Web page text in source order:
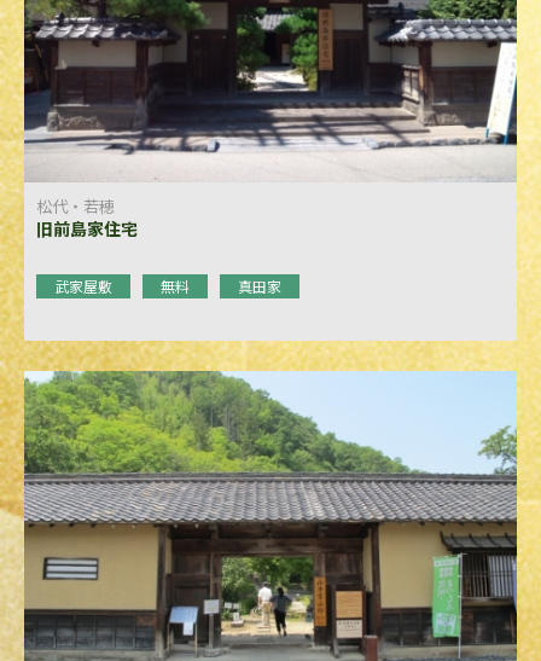
松代・若穂
旧前島家住宅
武家屋敷 無料 真田家